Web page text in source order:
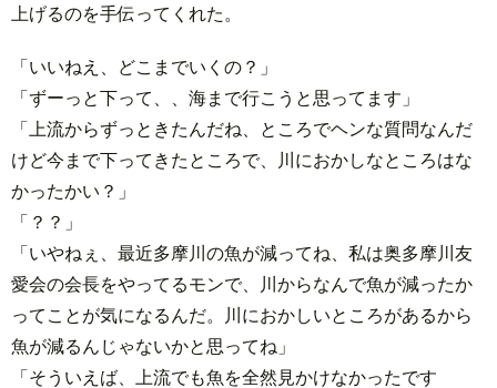
上げるのを手伝ってくれた。
「いいねえ、どこまでいくの？」
「ずーっと下って、、海まで行こうと思ってます」
「上流からずっときたんだね、ところでヘンな質問なんだ
けど今まで下ってきたところで、川におかしなところはな
かったかい？」
「？？」
「いやねぇ、最近多摩川の魚が減ってね、私は奥多摩川友
愛会の会長をやってるモンで、川からなんで魚が減ったか
ってことが気になるんだ。川におかしいところがあるから
魚が減るんじゃないかと思ってね」
「そういえば、上流でも魚を全然見かけなかったです